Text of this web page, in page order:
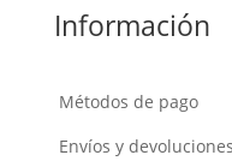
Información
Métodos de pago
Envíos y devoluciones